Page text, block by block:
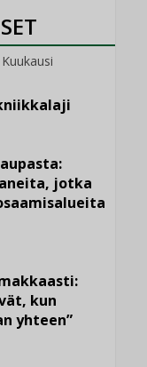
Kuukausi
jotka
kun
yhteen”